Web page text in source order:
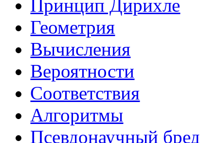
Принцип Дирихле
Геометрия
Вычисления
Вероятности
Соответствия
Алгоритмы
Псевдонаучный бред